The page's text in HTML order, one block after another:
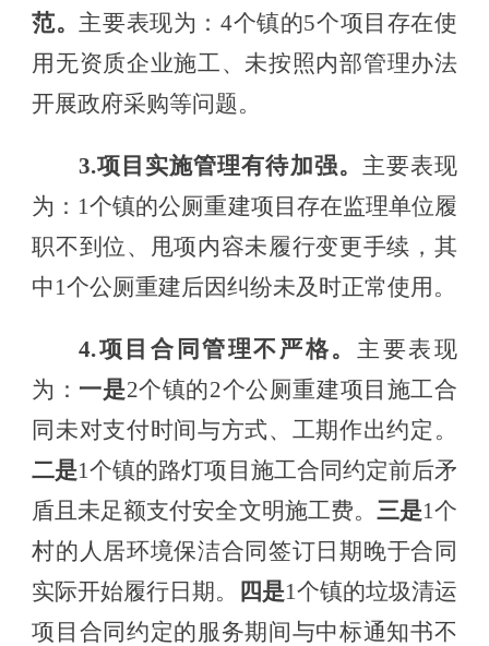
范。 主要表现为： 4个镇的5个项目存在使
用 无资质企业施工、未按照内部管理办法
开展政府采购等问题。
3.项目实施管理有待加强。 主要表现
为： 1个镇的公厕重建项目存在监理单位履
职不到位、甩项内容未履行变更手续 ，其
中1个公厕重建后因纠纷未及时正常使用 。
4.项目合同管理不严格。 主要表现
为： 一是2个镇的2个公厕重建项目施工合
同未对支付时间与方式、工期作出约定。
二是1个镇的路灯项目施工合同约定前后矛
盾且未足额支付安全文明施工费。 三是1个
村的人居环境保洁合同签订日期晚于合同
实际开始履行日期。 四是1个镇的垃圾清运
项目合同约定的服务期间与中标通知书不